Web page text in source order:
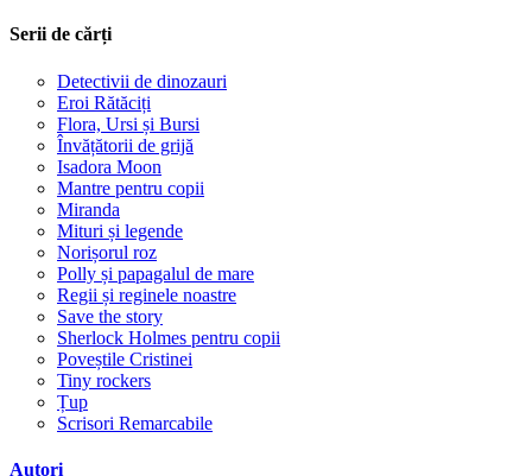
Serii de cărți
Detectivii de dinozauri
Eroi Rătăciți
Flora, Ursi și Bursi
Învățătorii de grijă
Isadora Moon
Mantre pentru copii
Miranda
Mituri și legende
Norișorul roz
Polly și papagalul de mare
Regii și reginele noastre
Save the story
Sherlock Holmes pentru copii
Poveștile Cristinei
Tiny rockers
Țup
Scrisori Remarcabile
Autori